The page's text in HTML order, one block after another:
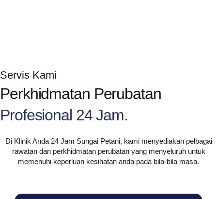
Servis Kami
Perkhidmatan Perubatan
Profesional 24 Jam.
Di Klinik Anda 24 Jam Sungai Petani, kami menyediakan pelbagai
rawatan dan perkhidmatan perubatan yang menyeluruh untuk
memenuhi keperluan kesihatan anda pada bila-bila masa.